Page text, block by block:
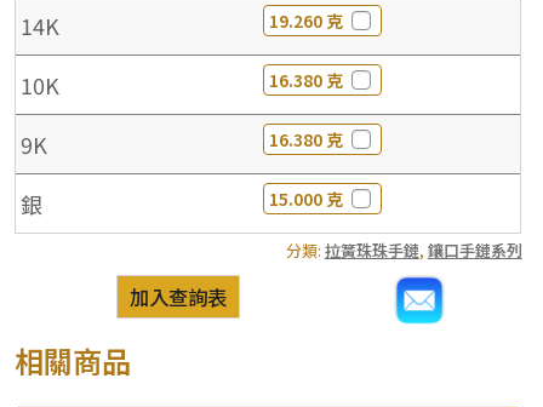
14K 19.260 克
10K 16.380 克
9K 16.380 克
銀 15.000 克
分類: 拉簧珠珠手鏈, 鑲口手鏈系列
加入查詢表
相關商品